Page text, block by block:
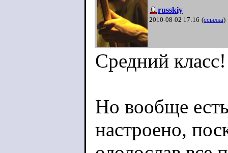
russkiy
2010-08-02 17:16 (ссылка)
Средний
Но вообще
настроено,